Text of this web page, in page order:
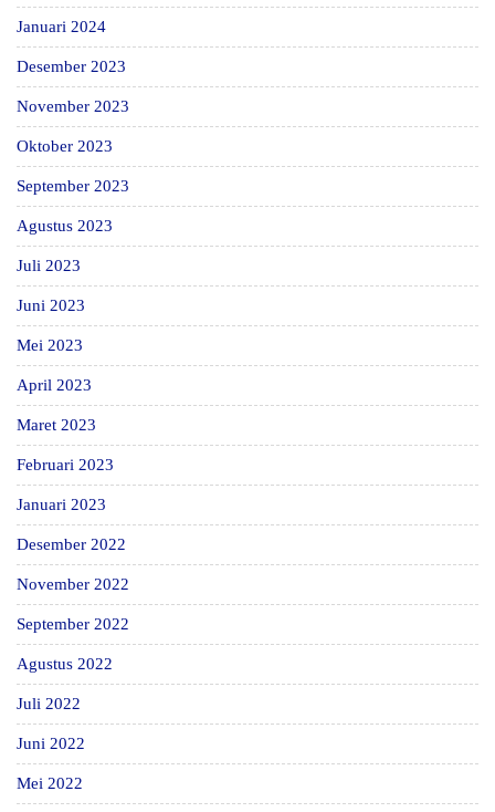
Januari 2024
Desember 2023
November 2023
Oktober 2023
September 2023
Agustus 2023
Juli 2023
Juni 2023
Mei 2023
April 2023
Maret 2023
Februari 2023
Januari 2023
Desember 2022
November 2022
September 2022
Agustus 2022
Juli 2022
Juni 2022
Mei 2022